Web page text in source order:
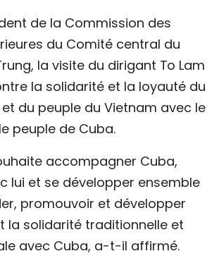
de la Commission des
du Comité central du
la visite du dirigant To Lam
la solidarité et la loyauté du
et du peuple du Vietnam avec le
peuple de Cuba.
accompagner Cuba,
lui et se développer ensemble
promouvoir et développer
la solidarité traditionnelle et
avec Cuba, a-t-il affirmé.